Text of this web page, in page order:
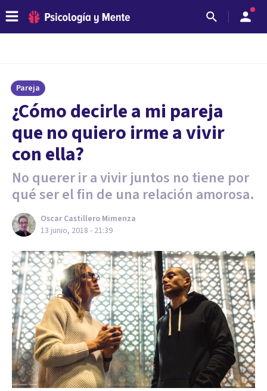
Pareja
¿Cómo decirle a mi pareja
que no quiero irme a vivir
con ella?
No querer ir a vivir juntos no tiene por
qué ser el fin de una relación amorosa.
Oscar Castillero Mimenza
13 junio, 2018 - 21:39